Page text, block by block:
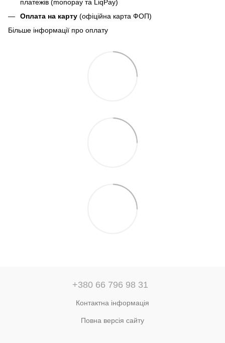
платежів (monopay та LiqPay)
Оплата на карту (офіційна карта ФОП)
Більше інформації про оплату
+380 66 796 98 31
Контактна інформація
Повна версія сайту